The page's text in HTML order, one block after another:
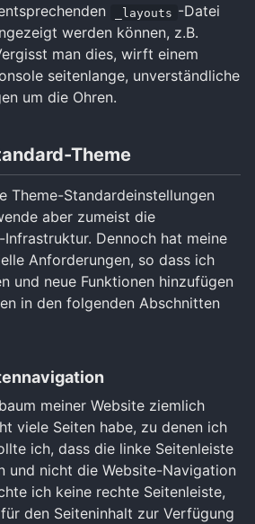
_layouts -Datei
werden können, z.B.
man dies, wirft einem
seitenlange, unverständliche
um die Ohren.
Theme
Theme-Standardeinstellungen
aber zumeist die
Infrastruktur. Dennoch hat meine
Anforderungen, so dass ich
und neue Funktionen hinzufügen
in den folgenden Abschnitten
meiner Website ziemlich
viele Seiten habe, zu denen ich
ich, dass die linke Seitenleiste
und nicht die Website-Navigation
ich keine rechte Seitenleiste,
den Seiteninhalt zur Verfügung